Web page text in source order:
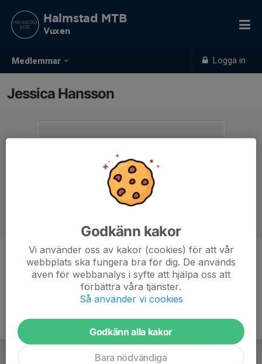
Medlemmar Logga in
Halmstad MTB
Vuxen
Jessica Hansson
Ålder 43 år
Godkänn kakor
Vi använder oss av kakor (cookies) för att vår
webbplats ska fungera bra för dig. De används
även för webbanalys i syfte att hjälpa oss att
förbättra våra tjänster.
Så använder vi cookies
Godkänn alla kakor
Bara nödvändiga